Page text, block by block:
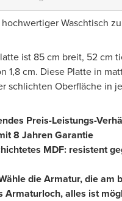
Waschtisch
ist 85 cm breit, 52 cm
1,8 cm. Diese Platte in
schlichten Oberfläche in
Preis-Leistungs-
8 Jahren Garantie
MDF: resistent
die Armatur, die am
Armaturloch, alles ist